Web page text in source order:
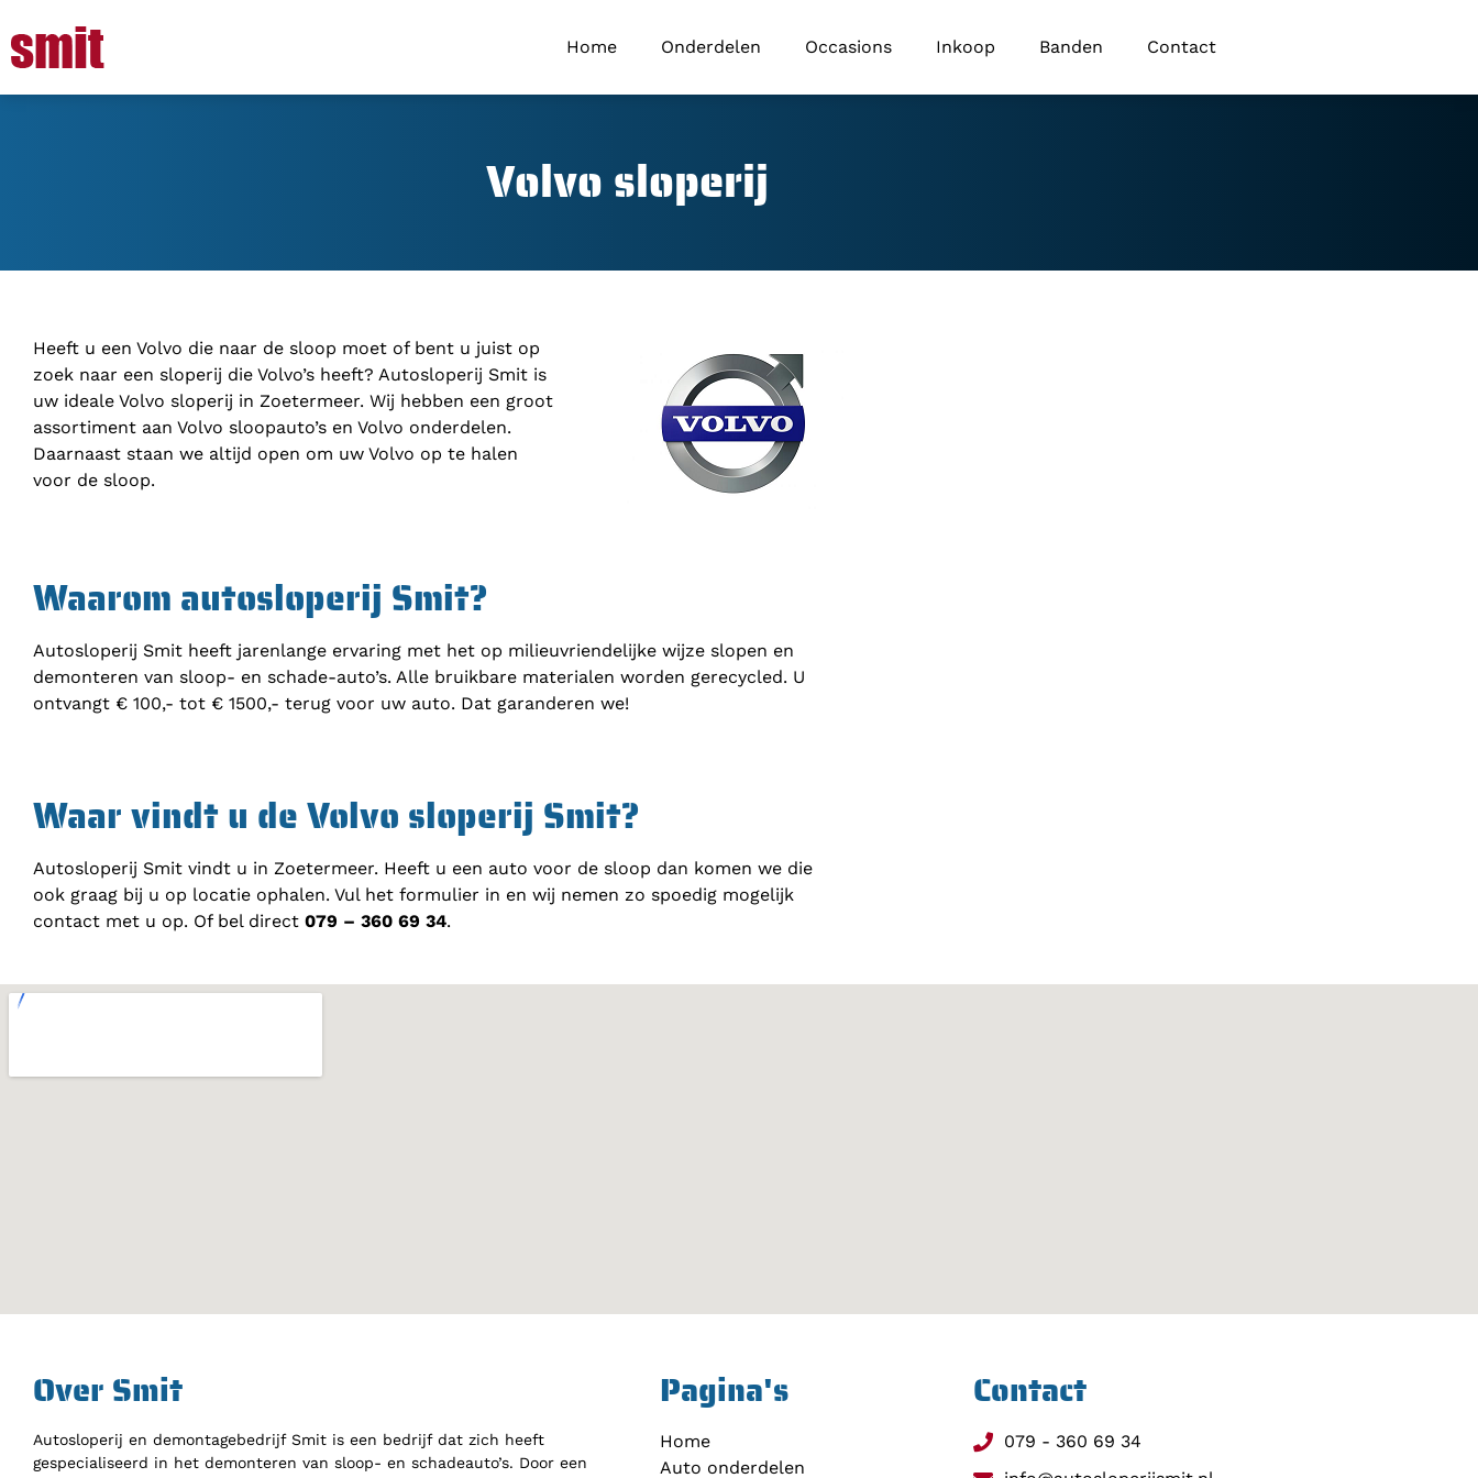
Home Onderdelen Occasions Inkoop Banden Contact
Volvo sloperij
Heeft u een Volvo die naar de sloop moet of bent u juist op
zoek naar een sloperij die Volvo’s heeft? Autosloperij Smit is
uw ideale Volvo sloperij in Zoetermeer. Wij hebben een groot
assortiment aan Volvo sloopauto’s en Volvo onderdelen.
Daarnaast staan we altijd open om uw Volvo op te halen
voor de sloop.
Waarom autosloperij Smit?
Autosloperij Smit heeft jarenlange ervaring met het op milieuvriendelijke wijze slopen en
demonteren van sloop- en schade-auto’s. Alle bruikbare materialen worden gerecycled. U
ontvangt € 100,- tot € 1500,- terug voor uw auto. Dat garanderen we!
Waar vindt u de Volvo sloperij Smit?
Autosloperij Smit vindt u in Zoetermeer. Heeft u een auto voor de sloop dan komen we die
ook graag bij u op locatie ophalen. Vul het formulier in en wij nemen zo spoedig mogelijk
contact met u op. Of bel direct 079 – 360 69 34.
Over Smit
Autosloperij en demontagebedrijf Smit is een bedrijf dat zich heeft
gespecialiseerd in het demonteren van sloop- en schadeauto’s. Door een
Pagina's
Home
Auto onderdelen
Contact
079 - 360 69 34